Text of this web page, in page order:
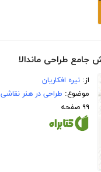
جامع طراحی ماندالا
از:نیره افکاریان
موضوع: طراحی در هنر نقاشی
۹۹ صفحه